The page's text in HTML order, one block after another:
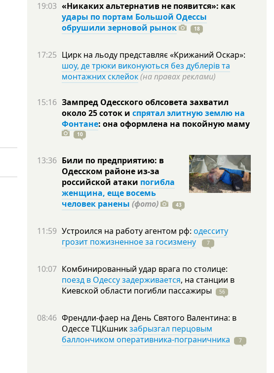
19:03 «Никаких альтернатив не появится»: как
удары по портам Большой Одессы
обрушили зерновой рынок
18
17:25 Цирк на льоду представляє «Крижаний Оскар»:
шоу, де трюки виконуються без дублерів та
монтажних склейок(на правах реклами)
15:16 Зампред Одесского облсовета захватил
около 25 соток и спрятал элитную землю на
Фонтане: она оформлена на покойную маму
10
13:36 Били по предприятию: в
Одесском районе из-за
российской атаки погибла
женщина, еще восемь
человек ранены (фото) 43
11:59 Устроился на работу агентом рф: одесситу
грозит пожизненное за госизмену
7
10:07 Комбинированный удар врага по столице:
поезд в Одессу задерживается, на станции в
Киевской области погибли пассажиры 56
08:46 Френдли-фаер на День Святого Валентина: в
Одессе ТЦКшникзабрызгал перцовым
баллончиком оперативника-пограничника
7